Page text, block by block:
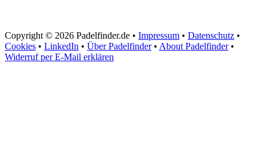
Copyright © 2026 Padelfinder.de • Impressum • Datenschutz •
Cookies • LinkedIn • Über Padelfinder• About Padelfinder•
Widerruf per E-Mail erklären